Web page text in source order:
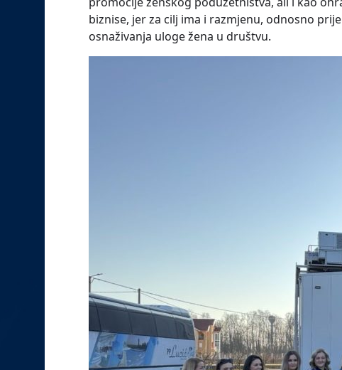
biznise, jer za cilj ima i razmjenu, odnosno
osnaživanja uloge žena u društvu.